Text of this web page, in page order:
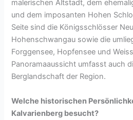
malerischen Altstadt, dem
und dem imposanten Hohen
Seite sind die Königsschlösser
Hohenschwangau sowie die
Forggensee, Hopfensee und
Panoramaaussicht umfasst auch
Berglandschaft der Region.
Welche historischen
Kalvarienberg besucht?